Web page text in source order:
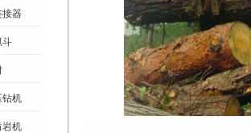
接器
斗
钻机
岩机